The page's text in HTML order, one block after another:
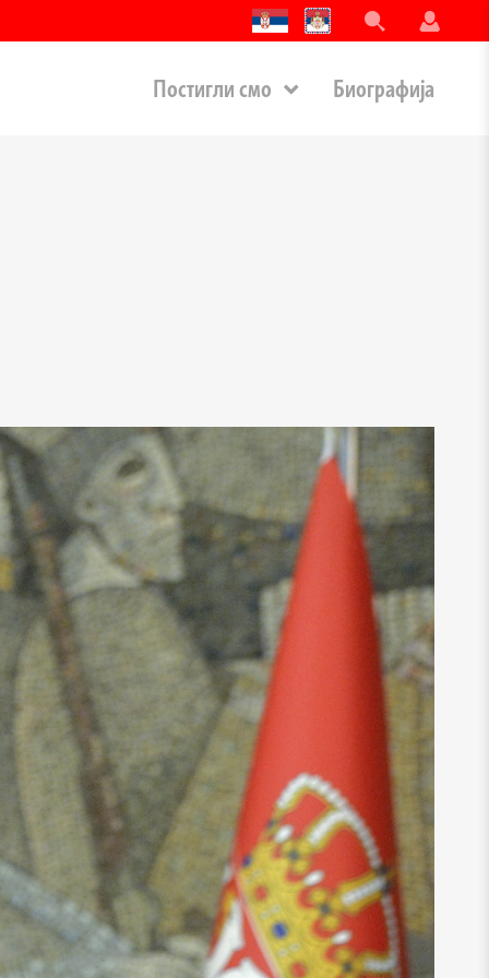
Постигли смо Биографија